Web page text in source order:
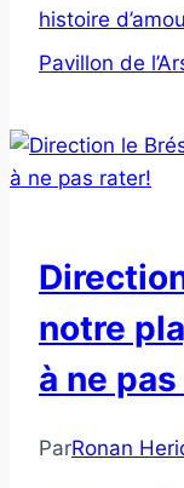
histoire
Pavillon de
notre
à ne
ParRonan